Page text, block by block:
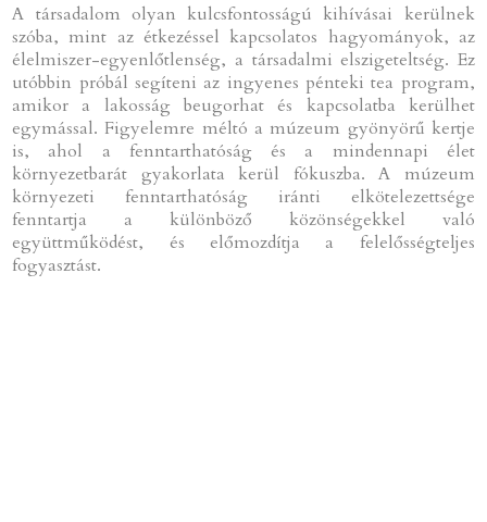
A társadalom olyan kulcsfontosságú kihívásai kerülnek
szóba, mint az étkezéssel kapcsolatos hagyományok, az
élelmiszer-egyenlőtlenség, a társadalmi elszigeteltség. Ez
utóbbin próbál segíteni az ingyenes pénteki tea program,
amikor a lakosság beugorhat és kapcsolatba kerülhet
egymással. Figyelemre méltó a múzeum gyönyörű kertje
is, ahol a fenntarthatóság és a mindennapi élet
környezetbarát gyakorlata kerül fókuszba. A múzeum
környezeti fenntarthatóság iránti elkötelezettsége
fenntartja a különböző közönségekkel való
együttműködést, és előmozdítja a felelősségteljes
fogyasztást.